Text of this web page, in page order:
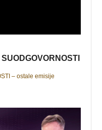
– ostale emisije